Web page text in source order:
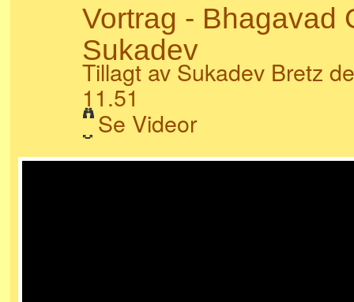
Vortrag - Bhagavad
Sukadev
Tillagt av Sukadev Bretz
11.51
Se Videor